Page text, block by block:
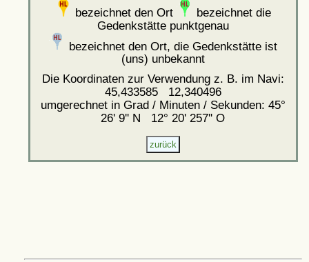
bezeichnet den Ort
bezeichnet die
Gedenkstätte punktgenau
bezeichnet den Ort, die Gedenkstätte ist
(uns) unbekannt
Die Koordinaten zur Verwendung z. B. im Navi:
45,433585 12,340496
umgerechnet in Grad / Minuten / Sekunden: 45°
26' 9'' N 12° 20' 257'' O